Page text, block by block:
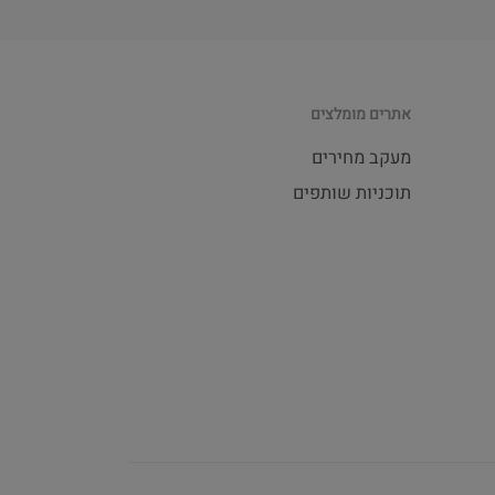
אתרים מומלצים
מעקב מחירים
תוכניות שותפים